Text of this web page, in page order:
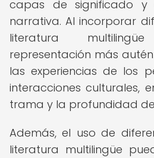
capas de significado
narrativa. Al incorporar
literatura
representación más
las experiencias de los
interacciones culturales,
trama y la profundidad
Además, el uso de
literatura multilingüe